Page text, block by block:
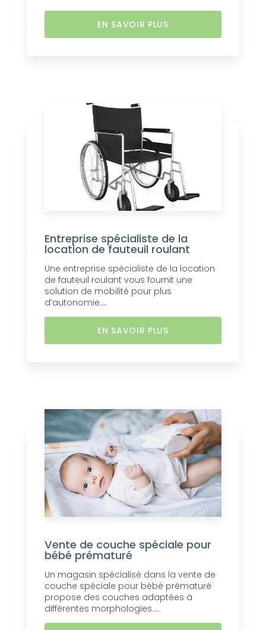
EN SAVOIR PLUS
Entreprise spécialiste de la
location de fauteuil roulant
Une entreprise spécialiste de la location
de fauteuil roulant vous fournit une
solution de mobilité pour plus
d’autonomie....
EN SAVOIR PLUS
Vente de couche spéciale pour
bébé prématuré
Un magasin spécialisé dans la vente de
couche spéciale pour bébé prématuré
propose des couches adaptées à
différentes morphologies....